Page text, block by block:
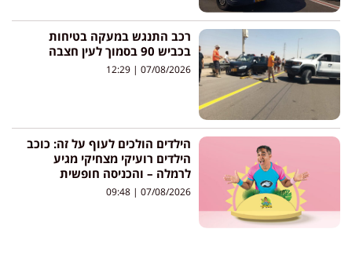
רכב התנגש במעקה בטיחות
בכביש 90 בסמוך לעין חצבה
07/08/2026
הילדים הולכים לעוף על זה: כוכב
הילדים רועיקי מצחיקי מגיע
לרמלה – והכניסה חופשית
07/08/2026